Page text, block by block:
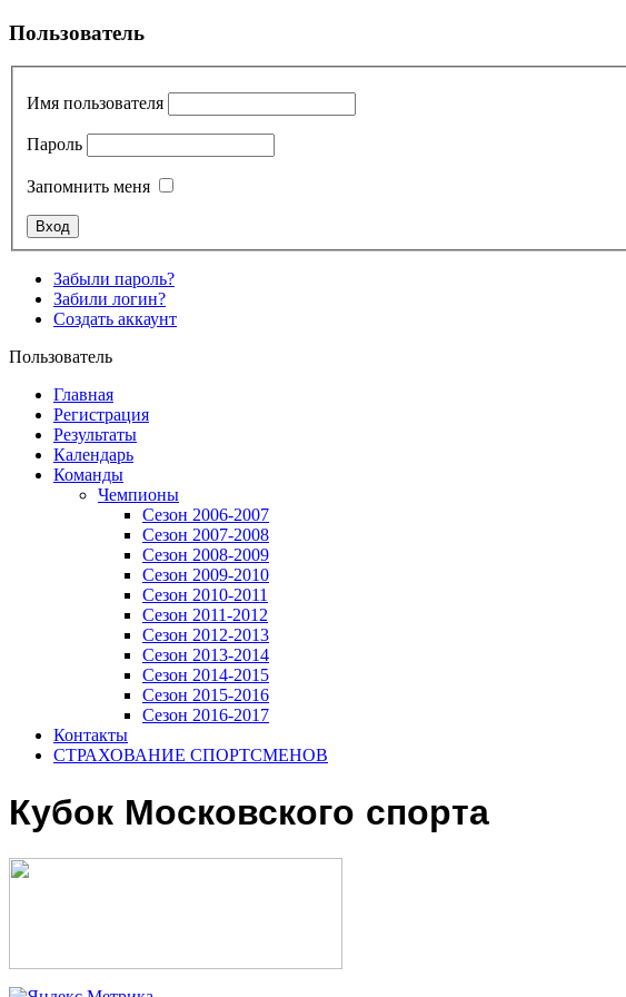
Пользователь
Имя пользователя
Пароль
Запомнить меня
Забыли пароль?
Забили логин?
Создать аккаунт
Пользователь
Главная
Регистрация
Результаты
Календарь
Команды
Чемпионы
Сезон 2006-2007
Сезон 2007-2008
Сезон 2008-2009
Сезон 2009-2010
Сезон 2010-2011
Сезон 2011-2012
Сезон 2012-2013
Сезон 2013-2014
Сезон 2014-2015
Сезон 2015-2016
Сезон 2016-2017
Контакты
СТРАХОВАНИЕ СПОРТСМЕНОВ
Кубок Московского спорта